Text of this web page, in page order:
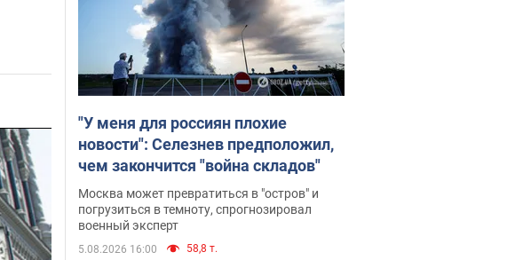
"У меня для россиян плохие
новости": Селезнев предположил,
чем закончится "война складов"
Москва может превратиться в "остров" и
погрузиться в темноту, спрогнозировал
военный эксперт
5.08.2026 16:00 58,8 т.